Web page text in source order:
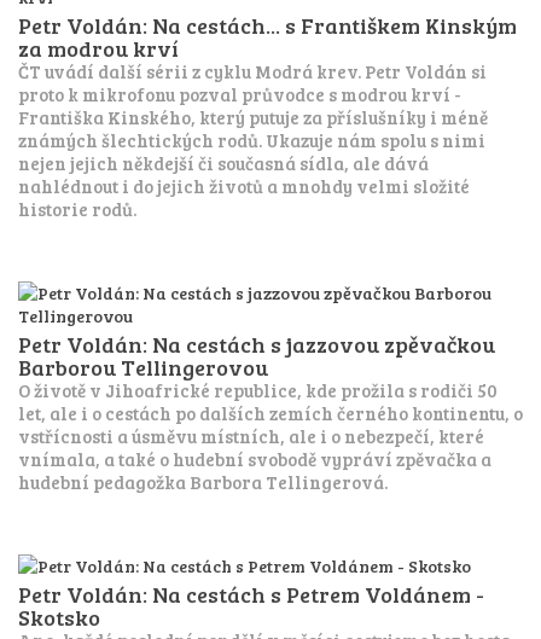
Petr Voldán: Na cestách... s Františkem Kinským
za modrou krví
ČT uvádí další sérii z cyklu Modrá krev. Petr Voldán si
proto k mikrofonu pozval průvodce s modrou krví -
Františka Kinského, který putuje za příslušníky i méně
známých šlechtických rodů. Ukazuje nám spolu s nimi
nejen jejich někdejší či současná sídla, ale dává
nahlédnout i do jejich životů a mnohdy velmi složité
historie rodů.
Petr Voldán: Na cestách s jazzovou zpěvačkou
Barborou Tellingerovou
O životě v Jihoafrické republice, kde prožila s rodiči 50
let, ale i o cestách po dalších zemích černého kontinentu, o
vstřícnosti a úsměvu místních, ale i o nebezpečí, které
vnímala, a také o hudební svobodě vypráví zpěvačka a
hudební pedagožka Barbora Tellingerová.
Petr Voldán: Na cestách s Petrem Voldánem -
Skotsko